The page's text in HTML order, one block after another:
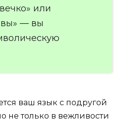
или
— вы
ваш язык с подругой
не только в вежливости